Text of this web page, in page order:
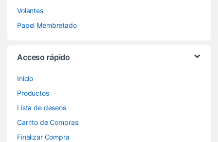
Volantes
Papel Membretado
Acceso rápido
Inicio
Productos
Lista de deseos
Carrito de Compras
Finalizar Compra